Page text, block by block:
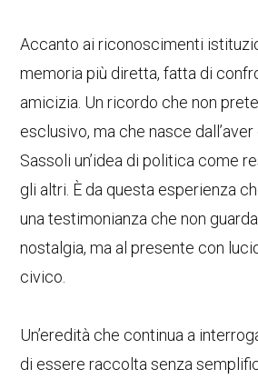
Accanto ai riconoscimenti
memoria più diretta, fatta di
amicizia. Un ricordo che non
esclusivo, ma che nasce
Sassoli un’idea di politica come
gli altri. È da questa esperienza
una testimonianza che non
nostalgia, ma al presente con
civico.
Un’eredità che continua a
di essere raccolta senza